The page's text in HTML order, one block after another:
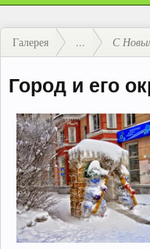
Галерея ... С
Город и его